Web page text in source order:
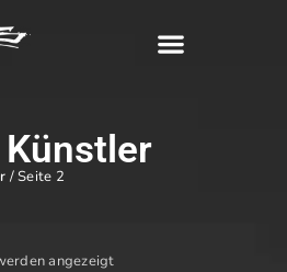
/ Seite 2
angezeigt